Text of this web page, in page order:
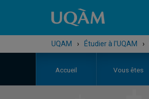
UQAM › Étudier à l'UQAM ›
Accueil Vous êtes